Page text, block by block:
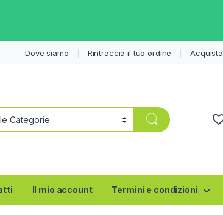
Dove siamo Rintraccia il tuo ordine Acquista
Il mio account Termini e condizioni